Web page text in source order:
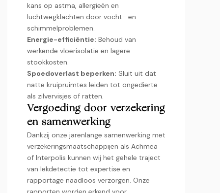
kans op astma, allergieën en
luchtwegklachten door vocht- en
schimmelproblemen.​
Energie-efficiëntie: Behoud van
werkende vloerisolatie en lagere
stookkosten.​
Spoedoverlast beperken: Sluit uit dat
natte kruipruimtes leiden tot ongedierte
als zilvervisjes of ratten.​
Vergoeding door verzekering
en samenwerking
Dankzij onze jarenlange samenwerking met
verzekeringsmaatschappijen als Achmea
of Interpolis kunnen wij het gehele traject
van lekdetectie tot expertise en
rapportage naadloos verzorgen.​ Onze